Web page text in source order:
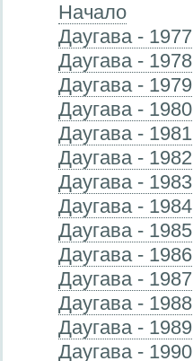
Начало
Даугава - 1977
Даугава - 1978
Даугава - 1979
Даугава - 1980
Даугава - 1981
Даугава - 1982
Даугава - 1983
Даугава - 1984
Даугава - 1985
Даугава - 1986
Даугава - 1987
Даугава - 1988
Даугава - 1989
Даугава - 1990